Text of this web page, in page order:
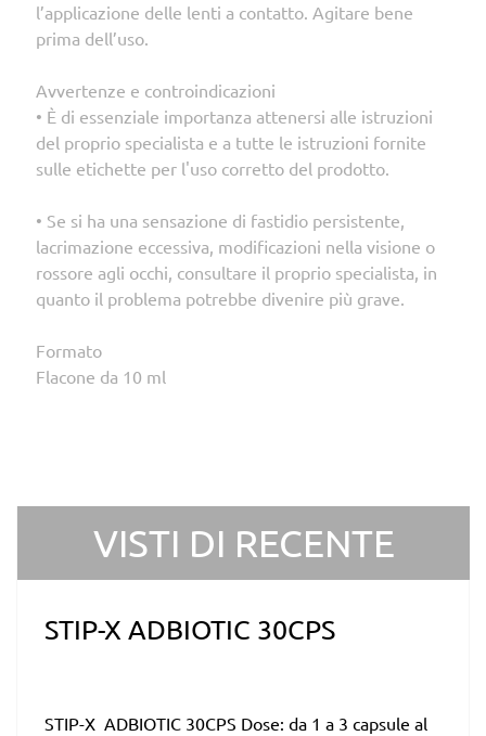
l’applicazione delle lenti a contatto. Agitare bene
prima dell’uso.
Avvertenze e controindicazioni
• È di essenziale importanza attenersi alle istruzioni
del proprio specialista e a tutte le istruzioni fornite
sulle etichette per l'uso corretto del prodotto.
• Se si ha una sensazione di fastidio persistente,
lacrimazione eccessiva, modificazioni nella visione o
rossore agli occhi, consultare il proprio specialista, in
quanto il problema potrebbe divenire più grave.
Formato
Flacone da 10 ml
VISTI DI RECENTE
STIP-X ADBIOTIC 30CPS
STIP-X ADBIOTIC 30CPS Dose: da 1 a 3 capsule al